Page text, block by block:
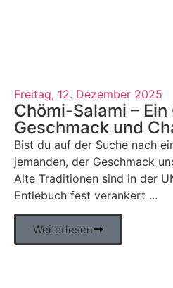
Freitag, 12. Dezember 2025
Chömi-Salami –
Geschmack und
Bist du auf der Suche nach
jemanden, der Geschmack
Alte Traditionen sind in der
Entlebuch fest verankert ...
Weiterlesen